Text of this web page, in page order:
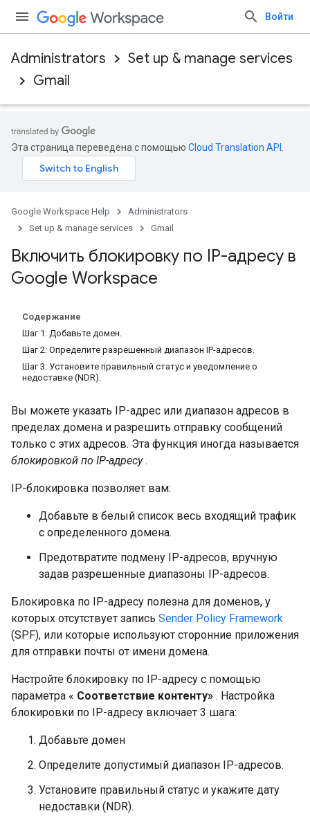
Войти
Administrators
Set up & manage services
Gmail
Эта страница переведена с помощью Cloud Translation API
Google Workspace Help
Administrators
Set up & manage services
Gmail
Включить блокировку по IP-адресу в
Google Workspace
Содержание
Шаг 1: Добавьте домен.
Шаг 2: Определите разрешенный диапазон IP-адресов.
Шаг 3: Установите правильный статус и уведомление о
недоставке (NDR).
Вы можете указать IP-адрес или диапазон адресов в
пределах домена и разрешить отправку сообщений
только с этих адресов. Эта функция иногда называется
блокировкой по IP-адресу.
IP-блокировка позволяет вам:
Добавьте в белый список весь входящий трафик
с определенного домена.
Предотвратите подмену IP-адресов, вручную
задав разрешенные диапазоны IP-адресов.
Блокировка по IP-адресу полезна для доменов, у
которых отсутствует запись Sender Policy Framework
(SPF), или которые используют сторонние приложения
для отправки почты от имени домена.
Настройте блокировку по IP-адресу с помощью
параметра « Соответствие контенту» . Настройка
блокировки по IP-адресу включает 3 шага:
Добавьте домен
Определите допустимый диапазон IP-адресов.
Установите правильный статус и укажите дату
недоставки (NDR).